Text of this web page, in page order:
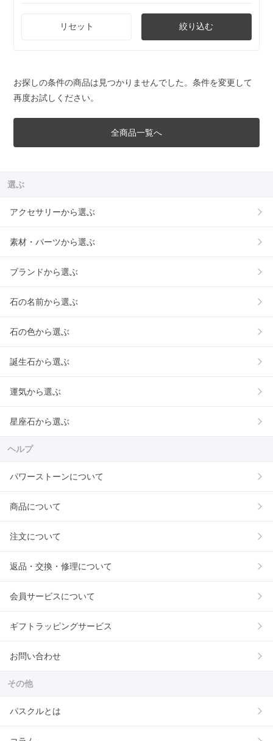
リセット 絞り込む
お探しの条件の商品は見つかりませんでした。条件を変更して
再度お試しください。
全商品一覧へ
選ぶ
アクセサリーから選ぶ
素材・パーツから選ぶ
ブランドから選ぶ
石の名前から選ぶ
石の色から選ぶ
誕生石から選ぶ
運気から選ぶ
星座石から選ぶ
ヘルプ
パワーストーンについて
商品について
注文について
返品・交換・修理について
会員サービスについて
ギフトラッピングサービス
お問い合わせ
その他
パスクルとは